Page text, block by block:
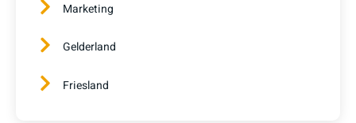
Marketing
Gelderland
Friesland